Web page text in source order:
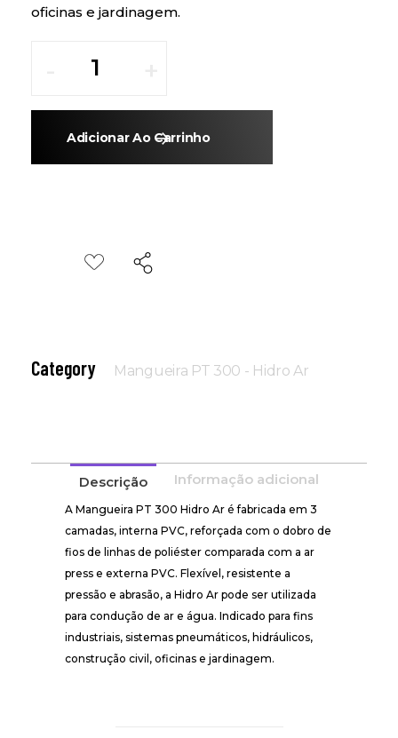
oficinas e jardinagem.
Adicionar Ao Carrinho
Category Mangueira PT 300 - Hidro Ar
Descrição Informação adicional
A Mangueira PT 300 Hidro Ar é fabricada em 3
camadas, interna PVC, reforçada com o dobro de
fios de linhas de poliéster comparada com a ar
press e externa PVC. Flexível, resistente a
pressão e abrasão, a Hidro Ar pode ser utilizada
para condução de ar e água. Indicado para fins
industriais, sistemas pneumáticos, hidráulicos,
construção civil, oficinas e jardinagem.